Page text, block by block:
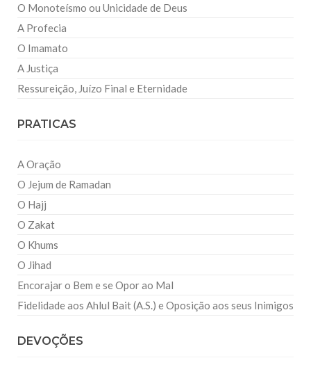
O Monoteísmo ou Unicidade de Deus
A Profecia
O Imamato
A Justiça
Ressureição, Juízo Final e Eternidade
PRATICAS
A Oração
O Jejum de Ramadan
O Hajj
O Zakat
O Khums
O Jihad
Encorajar o Bem e se Opor ao Mal
Fidelidade aos Ahlul Bait (A.S.) e Oposição aos seus Inimigos
DEVOÇÕES